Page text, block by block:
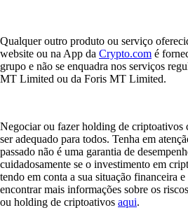
Qualquer outro produto ou serviço
website ou na App da Crypto.com é
grupo e não se enquadra nos serviços
MT Limited ou da Foris MT Limited.
Negociar ou fazer holding de criptoativos
ser adequado para todos. Tenha em
passado não é uma garantia de
cuidadosamente se o investimento em
tendo em conta a sua situação financeira
encontrar mais informações sobre os
ou holding de criptoativos aqui.